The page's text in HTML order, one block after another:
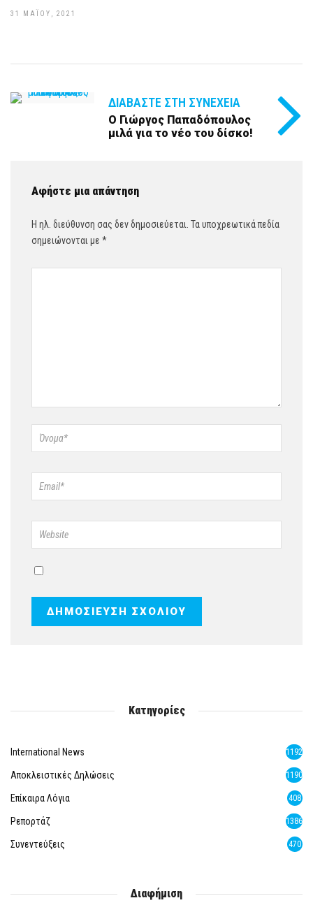
31 ΜΑΪ́ΟΥ, 2021
ΔΙΑΒΆΣΤΕ ΣΤΗ ΣΥΝΈΧΕΙΑ
Ο Γιώργος Παπαδόπουλος
μιλά για το νέο του δίσκο!
Αφήστε μια απάντηση
Η ηλ. διεύθυνση σας δεν δημοσιεύεται. Τα υποχρεωτικά πεδία
σημειώνονται με *
Κατηγορίες
International News 1192
Αποκλειστικές Δηλώσεις 1190
Επίκαιρα Λόγια 408
Ρεπορτάζ 1386
Συνεντεύξεις 470
Διαφήμιση